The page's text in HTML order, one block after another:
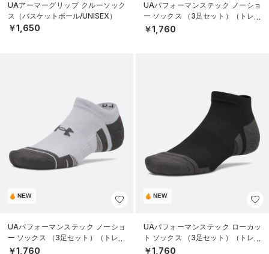
UAアーマーグリップ クルーソック
ス（バスケットボール/UNISEX）
￥1,650
UAパフォーマンステック ノーショ
ー ソックス （3足セット）（トレー
ニング/UNISEX）
￥1,760
NEW
UAパフォーマンステック ノーショ
ー ソックス （3足セット）（トレー
ニング/UNISEX）
￥1,760
NEW
UAパフォーマンステック ローカッ
ト ソックス （3足セット）（トレー
ニング/UNISEX）
￥1,760